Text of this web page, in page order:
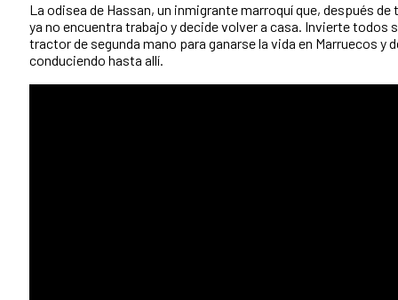
La odisea de Hassan, un inmigrante marroquí que, después de
ya no encuentra trabajo y decide volver a casa. Invierte todos
tractor de segunda mano para ganarse la vida en Marruecos y
conduciendo hasta allí.